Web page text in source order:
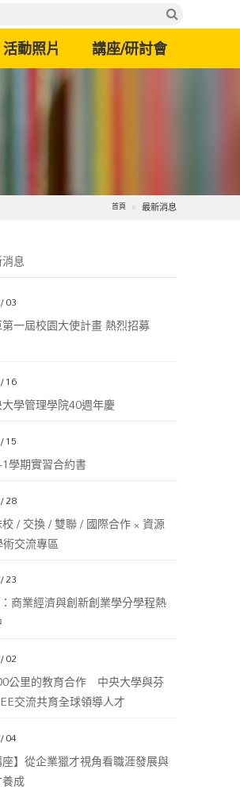
活動照片 講座/研討會
首頁 最新消息
息
03
一屆校園大使計畫 熱烈招募
16
學管理學院40週年慶
15
學期實習合約書
28
/ 交換 / 雙聯 / 國際合作 × 資源
交流專區
23
商業經濟與創新創業學分學程熱
02
公里的教育合作 中央大學與芬
交流共育全球領導人才
04
座】從企業獵才視角看職涯發展與
成